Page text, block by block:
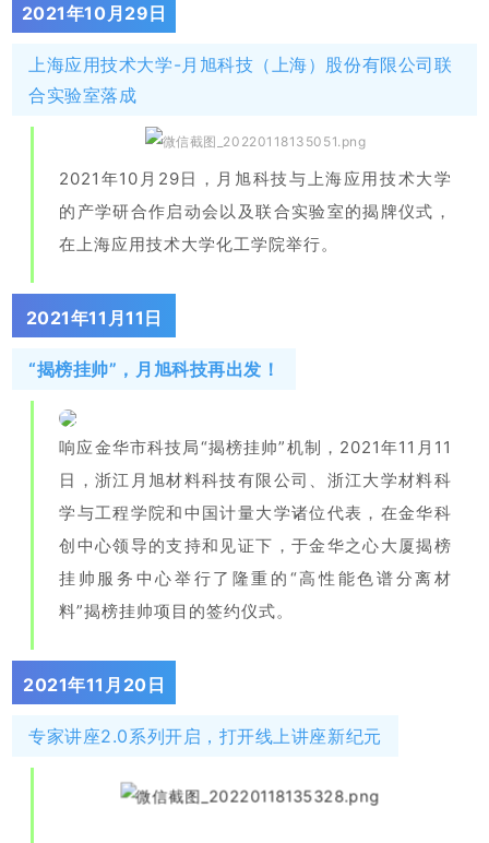
2021年10月29日
上海应用技术大学-月旭科技（上海）股份有限公司联
合实验室落成
2021年10月29日，月旭科技与上海应用技术大学
的产学研合作启动会以及联合实验室的揭牌仪式，
在上海应用技术大学化工学院举行。
2021年11月11日
“揭榜挂帅”，月旭科技再出发！
响应金华市科技局“揭榜挂帅”机制，2021年11月11
日，浙江月旭材料科技有限公司、浙江大学材料科
学与工程学院和中国计量大学诸位代表，在金华科
创中心领导的支持和见证下，于金华之心大厦揭榜
挂帅服务中心举行了隆重的“高性能色谱分离材
料”揭榜挂帅项目的签约仪式。
2021年11月20日
专家讲座2.0系列开启，打开线上讲座新纪元